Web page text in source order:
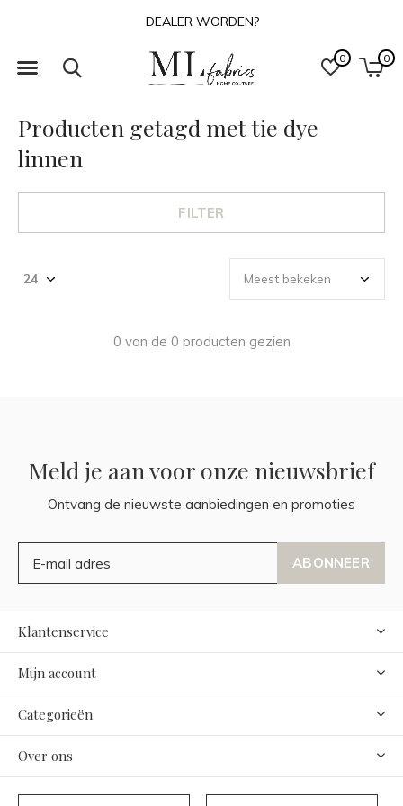
0 0
DEALER WORDEN?
Producten getagd met tie dye
linnen
FILTER
0 van de 0 producten gezien
Meld je aan voor onze nieuwsbrief
Ontvang de nieuwste aanbiedingen en promoties
ABONNEER
Klantenservice
Mijn account
Categorieën
Over ons